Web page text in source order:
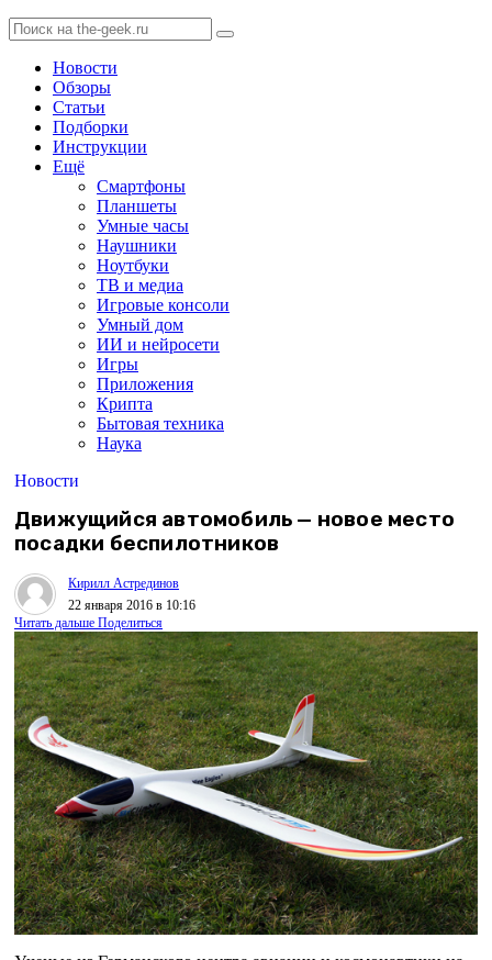
Новости
Обзоры
Статьи
Подборки
Инструкции
Ещё
Смартфоны
Планшеты
Умные часы
Наушники
Ноутбуки
ТВ и медиа
Игровые консоли
Умный дом
ИИ и нейросети
Игры
Приложения
Крипта
Бытовая техника
Наука
Новости
Движущийся автомобиль — новое место
посадки беспилотников
Кирилл Астрединов
22 января 2016 в 10:16
Читать дальше Поделиться